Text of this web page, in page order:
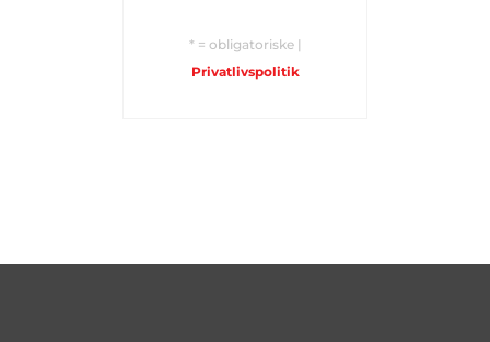
* = obligatoriske |
Privatlivspolitik